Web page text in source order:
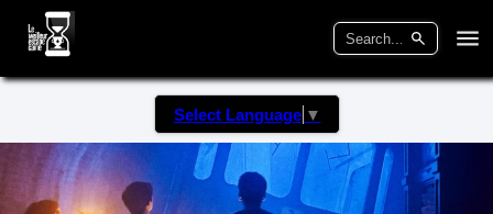
Select Language ▼